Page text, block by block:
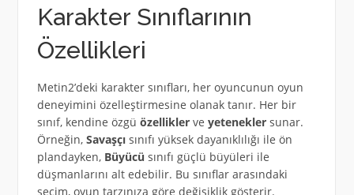
Karakter Sınıflarının
Özellikleri
Metin2’deki karakter sınıfları, her oyuncunun oyun
deneyimini özelleştirmesine olanak tanır. Her bir
sınıf, kendine özgü özelliklerve yeteneklersunar.
Örneğin, Savaşçısınıfı yüksek dayanıklılığı ile ön
plandayken, Büyücü sınıfı güçlü büyüleri ile
düşmanlarını alt edebilir. Bu sınıflar arasındaki
seçim, oyun tarzınıza göre değişiklik gösterir.